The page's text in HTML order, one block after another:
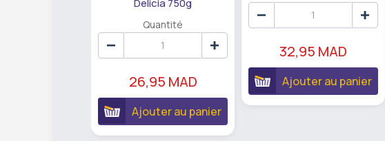
Quantité
26,95 MAD
Ajouter au panier
32,95 MAD
Ajouter au panier